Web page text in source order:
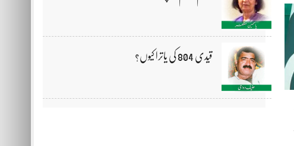
قیدی 804 کی یاترا کیوں؟